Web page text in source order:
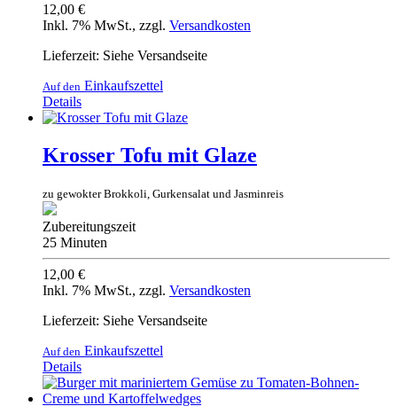
12,00 €
Inkl. 7% MwSt., zzgl. Versandkosten
Lieferzeit: Siehe Versandseite
Auf den Einkaufszettel
Details
Krosser Tofu mit Glaze
zu gewokter Brokkoli, Gurkensalat und Jasminreis
Zubereitungszeit
25 Minuten
12,00 €
Inkl. 7% MwSt., zzgl. Versandkosten
Lieferzeit: Siehe Versandseite
Auf den Einkaufszettel
Details